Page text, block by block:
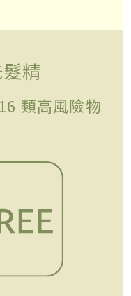
精
類高風險物